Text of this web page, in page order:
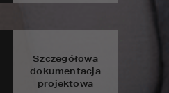
Szczegółowa
dokumentacja
projektowa